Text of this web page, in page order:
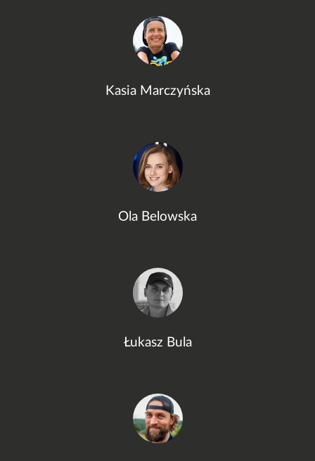
Kasia Marczyńska
Ola Belowska
Łukasz Bula